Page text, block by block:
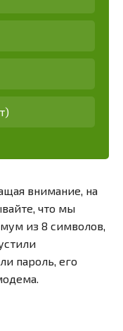
внимание, на
что мы
из 8 символов,
пароль, его